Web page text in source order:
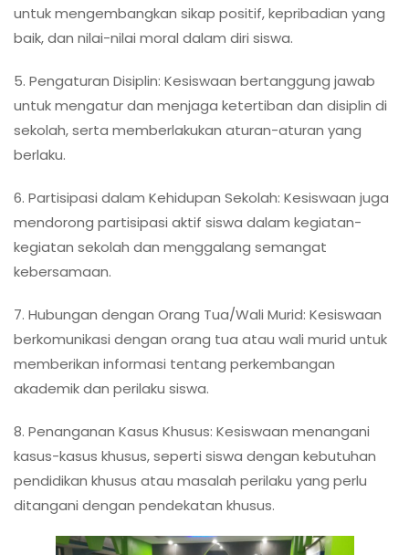
untuk mengembangkan sikap positif, kepribadian yang
baik, dan nilai-nilai moral dalam diri siswa.
5. Pengaturan Disiplin: Kesiswaan bertanggung jawab
untuk mengatur dan menjaga ketertiban dan disiplin di
sekolah, serta memberlakukan aturan-aturan yang
berlaku.
6. Partisipasi dalam Kehidupan Sekolah: Kesiswaan juga
mendorong partisipasi aktif siswa dalam kegiatan-
kegiatan sekolah dan menggalang semangat
kebersamaan.
7. Hubungan dengan Orang Tua/Wali Murid: Kesiswaan
berkomunikasi dengan orang tua atau wali murid untuk
memberikan informasi tentang perkembangan
akademik dan perilaku siswa.
8. Penanganan Kasus Khusus: Kesiswaan menangani
kasus-kasus khusus, seperti siswa dengan kebutuhan
pendidikan khusus atau masalah perilaku yang perlu
ditangani dengan pendekatan khusus.